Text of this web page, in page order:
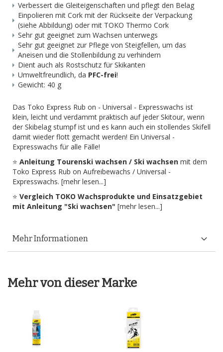
Verbessert die Gleiteigenschaften und pflegt den Belag
Einpolieren mit Cork mit der Rückseite der Verpackung
(siehe Abbildung) oder mit TOKO Thermo Cork
Sehr gut geeignet zum Wachsen unterwegs
Sehr gut geeignet zur Pflege von Steigfellen, um das
Aneisen und die Stollenbildung zu verhindern
Dient auch als Rostschutz für Skikanten
Umweltfreundlich, da PFC-frei!
Gewicht: 40 g
Das Toko Express Rub on - Universal - Expresswachs ist
klein, leicht und verdammt praktisch auf jeder Skitour, wenn
der Skibelag stumpf ist und es kann auch ein stollendes Skifell
damit wieder flott gemacht werden! Ein Universal -
Expresswachs für alle Fälle!
⭐ Anleitung Tourenski wachsen / Ski wachsen mit dem
Toko Express Rub on Aufreibewachs / Universal -
Expresswachs. [mehr lesen...]
⭐ Vergleich TOKO Wachsprodukte und Einsatzgebiet
mit Anleitung "Ski wachsen" [mehr lesen...]
Mehr Informationen
Mehr von dieser Marke